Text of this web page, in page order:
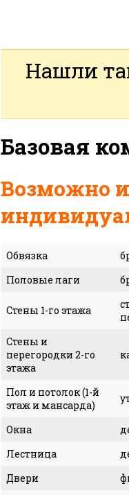
Нашли
Базовая
Возможно
Обвязка
Половые лаги
Стены 1-го этажа
Стены и
перегородки 2-го
этажа
Пол и потолок (1-й
этаж и мансарда)
Окна
Лестница
Двери